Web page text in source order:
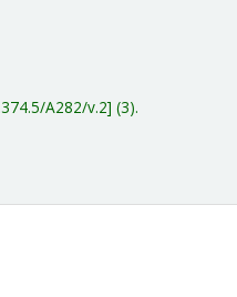
A282/v.2 (3).